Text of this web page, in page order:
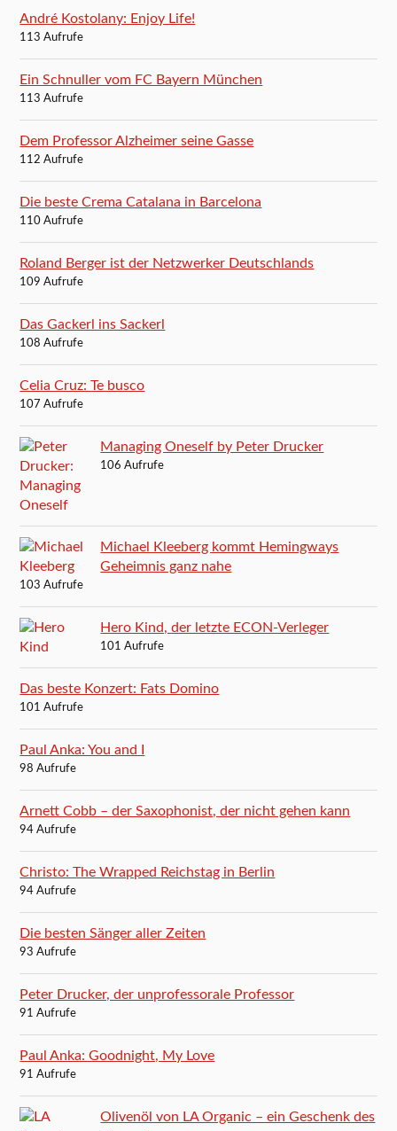
André Kostolany: Enjoy Life!
113 Aufrufe
Ein Schnuller vom FC Bayern München
113 Aufrufe
Dem Professor Alzheimer seine Gasse
112 Aufrufe
Die beste Crema Catalana in Barcelona
110 Aufrufe
Roland Berger ist der Netzwerker Deutschlands
109 Aufrufe
Das Gackerl ins Sackerl
108 Aufrufe
Celia Cruz: Te busco
107 Aufrufe
Managing Oneself by Peter Drucker
106 Aufrufe
Michael Kleeberg kommt Hemingways
Geheimnis ganz nahe
103 Aufrufe
Hero Kind, der letzte ECON-Verleger
101 Aufrufe
Das beste Konzert: Fats Domino
101 Aufrufe
Paul Anka: You and I
98 Aufrufe
Arnett Cobb – der Saxophonist, der nicht gehen kann
94 Aufrufe
Christo: The Wrapped Reichstag in Berlin
94 Aufrufe
Die besten Sänger aller Zeiten
93 Aufrufe
Peter Drucker, der unprofessorale Professor
91 Aufrufe
Paul Anka: Goodnight, My Love
91 Aufrufe
Olivenöl von LA Organic – ein Geschenk des